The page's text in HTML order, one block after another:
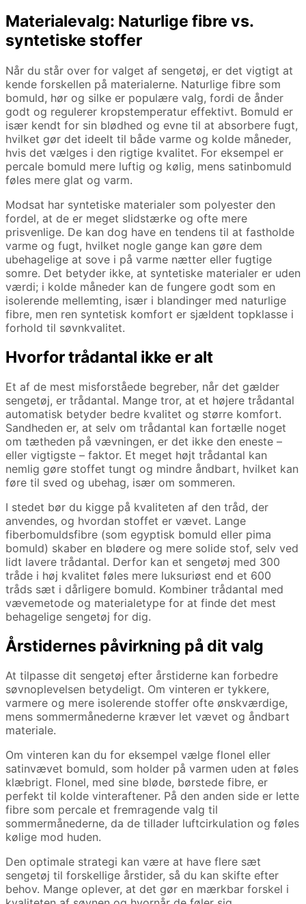
Materialevalg: Naturlige fibre vs.
syntetiske stoffer
Når du står over for valget af sengetøj, er det vigtigt at
kende forskellen på materialerne. Naturlige fibre som
bomuld, hør og silke er populære valg, fordi de ånder
godt og regulerer kropstemperatur effektivt. Bomuld er
især kendt for sin blødhed og evne til at absorbere fugt,
hvilket gør det ideelt til både varme og kolde måneder,
hvis det vælges i den rigtige kvalitet. For eksempel er
percale bomuld mere luftig og kølig, mens satinbomuld
føles mere glat og varm.
Modsat har syntetiske materialer som polyester den
fordel, at de er meget slidstærke og ofte mere
prisvenlige. De kan dog have en tendens til at fastholde
varme og fugt, hvilket nogle gange kan gøre dem
ubehagelige at sove i på varme nætter eller fugtige
somre. Det betyder ikke, at syntetiske materialer er uden
værdi; i kolde måneder kan de fungere godt som en
isolerende mellemting, især i blandinger med naturlige
fibre, men ren syntetisk komfort er sjældent topklasse i
forhold til søvnkvalitet.
Hvorfor trådantal ikke er alt
Et af de mest misforståede begreber, når det gælder
sengetøj, er trådantal. Mange tror, at et højere trådantal
automatisk betyder bedre kvalitet og større komfort.
Sandheden er, at selv om trådantal kan fortælle noget
om tætheden på vævningen, er det ikke den eneste –
eller vigtigste – faktor. Et meget højt trådantal kan
nemlig gøre stoffet tungt og mindre åndbart, hvilket kan
føre til sved og ubehag, især om sommeren.
I stedet bør du kigge på kvaliteten af den tråd, der
anvendes, og hvordan stoffet er vævet. Lange
fiberbomuldsfibre (som egyptisk bomuld eller pima
bomuld) skaber en blødere og mere solide stof, selv ved
lidt lavere trådantal. Derfor kan et sengetøj med 300
tråde i høj kvalitet føles mere luksuriøst end et 600
tråds sæt i dårligere bomuld. Kombiner trådantal med
vævemetode og materialetype for at finde det mest
behagelige sengetøj for dig.
Årstidernes påvirkning på dit valg
At tilpasse dit sengetøj efter årstiderne kan forbedre
søvnoplevelsen betydeligt. Om vinteren er tykkere,
varmere og mere isolerende stoffer ofte ønskværdige,
mens sommermånederne kræver let vævet og åndbart
materiale.
Om vinteren kan du for eksempel vælge flonel eller
satinvævet bomuld, som holder på varmen uden at føles
klæbrigt. Flonel, med sine bløde, børstede fibre, er
perfekt til kolde vinteraftener. På den anden side er lette
fibre som percale et fremragende valg til
sommermånederne, da de tillader luftcirkulation og føles
kølige mod huden.
Den optimale strategi kan være at have flere sæt
sengetøj til forskellige årstider, så du kan skifte efter
behov. Mange oplever, at det gør en mærkbar forskel i